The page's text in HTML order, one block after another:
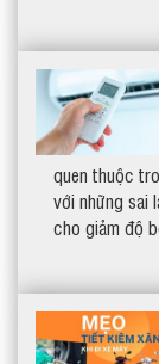
quen thuộc
với những sai
cho giảm độ